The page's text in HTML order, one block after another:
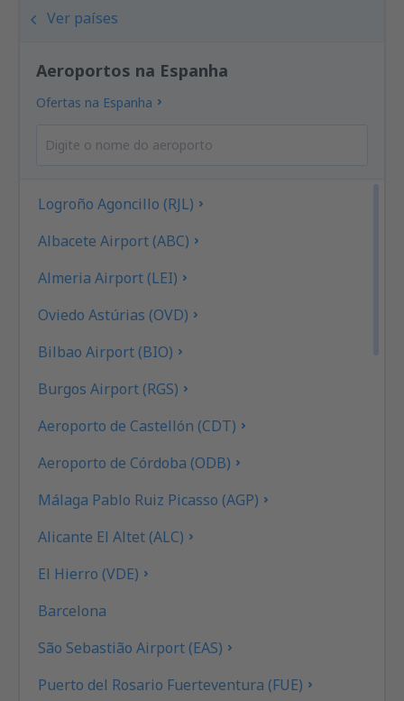
Ver países
Aeroportos na Espanha
Ofertas na Espanha
Logroño Agoncillo (RJL)
Albacete Airport (ABC)
Almeria Airport (LEI)
Oviedo Astúrias (OVD)
Bilbao Airport (BIO)
Burgos Airport (RGS)
Aeroporto de Castellón (CDT)
Aeroporto de Córdoba (ODB)
Málaga Pablo Ruiz Picasso (AGP)
Alicante El Altet (ALC)
El Hierro (VDE)
Barcelona
São Sebastião Airport (EAS)
Puerto del Rosario Fuerteventura (FUE)